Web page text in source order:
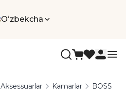
Oʻzbekcha
Aksessuarlar Kamarlar
BOSS